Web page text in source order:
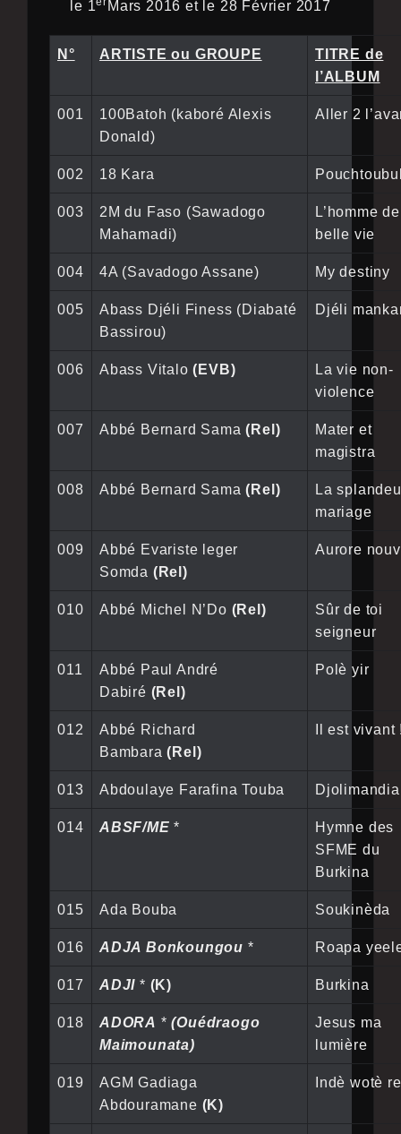
le 1
Mars 2016 et le 28 Février 2017
N° ARTISTE ou GROUPE
TITRE de
l’ALBUM
001
100Batoh (kaboré Alexis
Donald)
Aller 2
002 18 Kara
003
2M du Faso (Sawadogo
Mahamadi)
L’homme de
belle vie
004 4A (Savadogo Assane) My destiny
005
Abass Djéli Finess (Diabaté
Bassirou)
Djéli
006 Abass Vitalo(EVB)
La vie non-
violence
007 Abbé Bernard Sama(Rel)
Mater et
magistra
008 Abbé Bernard Sama(Rel)
La
mariage
009
Abbé Evariste leger
Somda (Rel)
Aurore
010 Abbé Michel N’Do (Rel)
Sûr de toi
seigneur
011
Abbé Paul André
Dabiré (Rel)
Polè yir
012
Abbé Richard
Bambara(Rel)
Il est vivant
013 Abdoulaye Farafina Touba Djolimandia
014 ABSF/ME*
Hymne des
SFME du
Burkina
015 Ada Bouba Soukinèda
016 ADJA Bonkoungou * Roapa
017 ADJI * (K) Burkina
018 ADORA *(Ouédraogo
Maimounata)
Jesus ma
lumière
019
AGM Gadiaga
Abdouramane (K)
Indè wotè